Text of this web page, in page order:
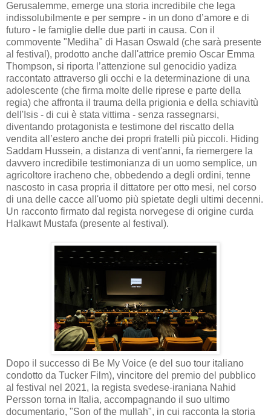
Gerusalemme, emerge una storia incredibile che lega
indissolubilmente e per sempre - in un dono d’amore e di
futuro - le famiglie delle due parti in causa. Con il
commovente "Mediha" di Hasan Oswald (che sarà presente
al festival), prodotto anche dall'attrice premio Oscar Emma
Thompson, si riporta l’attenzione sul genocidio yadiza
raccontato attraverso gli occhi e la determinazione di una
adolescente (che firma molte delle riprese e parte della
regia) che affronta il trauma della prigionia e della schiavitù
dell'Isis - di cui è stata vittima - senza rassegnarsi,
diventando protagonista e testimone del riscatto della
vendita all’estero anche dei propri fratelli più piccoli. Hiding
Saddam Hussein, a distanza di vent'anni, fa riemergere la
davvero incredibile testimonianza di un uomo semplice, un
agricoltore iracheno che, obbedendo a degli ordini, tenne
nascosto in casa propria il dittatore per otto mesi, nel corso
di una delle cacce all'uomo più spietate degli ultimi decenni.
Un racconto firmato dal regista norvegese di origine curda
Halkawt Mustafa (presente al festival).
Dopo il successo di Be My Voice (e del suo tour italiano
condotto da Tucker Film), vincitore del premio del pubblico
al festival nel 2021, la regista svedese-iraniana Nahid
Persson torna in Italia, accompagnando il suo ultimo
documentario, "Son of the mullah", in cui racconta la storia